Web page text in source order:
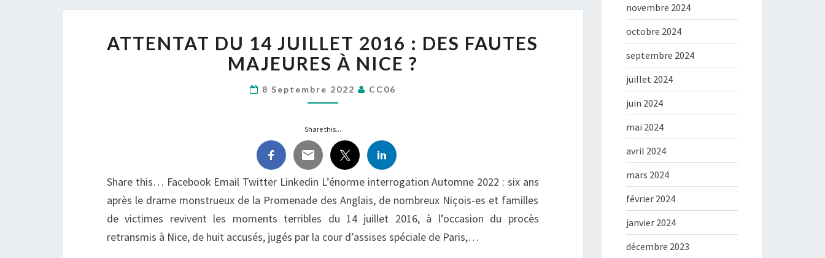
DU
14
JUILLET
2016 :
DES
MAJEURES
À
NICE ?
ATTENTAT DU 14 JUILLET 2016 : DES FAUTES
MAJEURES À NICE ?
8 Septembre 2022 CC06
Share this...
Share this… Facebook Email Twitter Linkedin L’énorme interrogation Automne 2022 : six ans
après le drame monstrueux de la Promenade des Anglais, de nombreux Niçois-es et familles
de victimes revivent les moments terribles du 14 juillet 2016, à l’occasion du procès
retransmis à Nice, de huit accusés, jugés par la cour d’assises spéciale de Paris,…
novembre 2024
octobre 2024
septembre 2024
juillet 2024
juin 2024
mai 2024
avril 2024
mars 2024
février 2024
janvier 2024
décembre 2023